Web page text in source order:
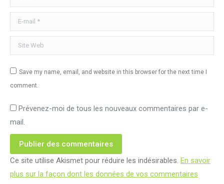
E-mail *
Site Web
Save my name, email, and website in this browser for the next time I
comment.
Prévenez-moi de tous les nouveaux commentaires par e-
mail.
Publier des commentaires
Ce site utilise Akismet pour réduire les indésirables. En savoir
plus sur la façon dont les données de vos commentaires